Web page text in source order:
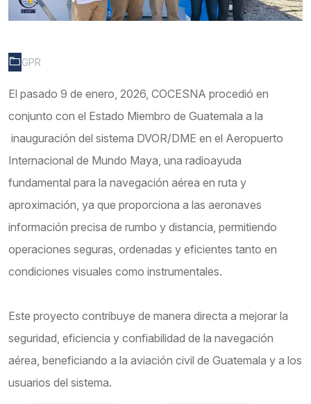
GPR
El pasado 9 de enero, 2026, COCESNA procedió en
conjunto con el Estado Miembro de Guatemala a la
inauguración del sistema DVOR/DME en el Aeropuerto
Internacional de Mundo Maya, una radioayuda
fundamental para la navegación aérea en ruta y
aproximación, ya que proporciona a las aeronaves
información precisa de rumbo y distancia, permitiendo
operaciones seguras, ordenadas y eficientes tanto en
condiciones visuales como instrumentales.
Este proyecto contribuye de manera directa a mejorar la
seguridad, eficiencia y confiabilidad de la navegación
aérea, beneficiando a la aviación civil de Guatemala y a los
usuarios del sistema.